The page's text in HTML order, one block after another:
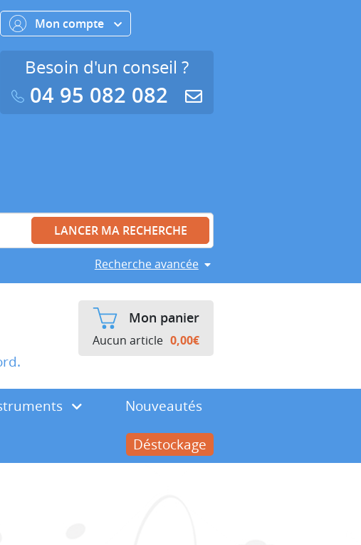
Recherche avancée
Mon compte
Besoin d'un conseil ?
04 95 082 082
Mon panier
Aucun article 0,00€
Nouveautés
Déstockage